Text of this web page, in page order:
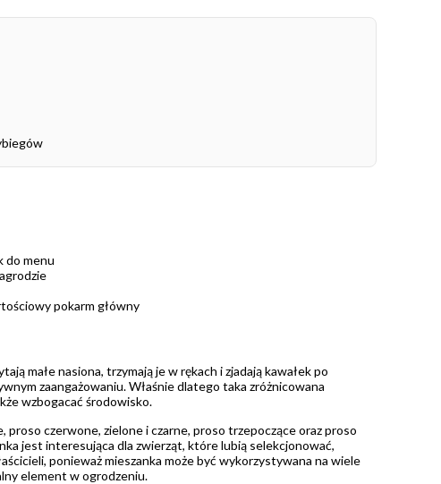
do menu
pokarm główny
małe nasiona, trzymają je w rękach i zjadają kawałek po
zaangażowaniu. Właśnie dlatego taka zróżnicowana
wzbogacać środowisko.
proso czerwone, zielone i czarne, proso trzepoczące oraz proso
jest interesująca dla zwierząt, które lubią selekcjonować,
ponieważ mieszanka może być wykorzystywana na wiele
element w ogrodzeniu.